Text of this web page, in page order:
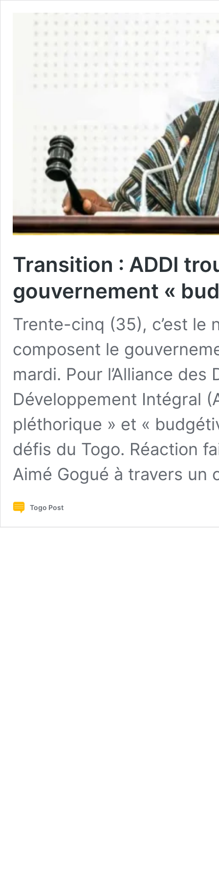
Transition : ADDI
gouvernement «
Trente-cinq (35), c’est le
composent le
mardi. Pour l’Alliance
Développement Intégral
pléthorique » et «
défis du Togo. Réaction
Aimé Gogué à travers
Togo Post